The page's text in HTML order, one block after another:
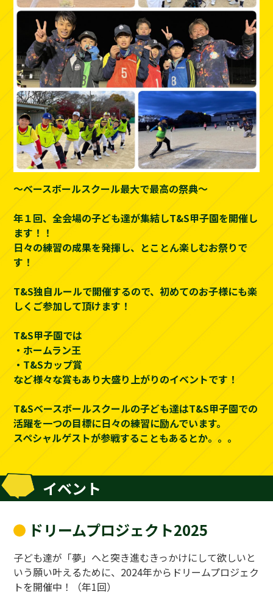
～ベースボールスクール最大で最高の祭典～
年１回、全会場の子ども達が集結しT&S甲子園を開催し
ます！！
日々の練習の成果を発揮し、とことん楽しむお祭りで
す！
T&S独自ルールで開催するので、初めてのお子様にも楽
しくご参加して頂けます！
T&S甲子園では
・ホームラン王
・T&Sカップ賞
など様々な賞もあり大盛り上がりのイベントです！
T&Sベースボールスクールの子ども達はT&S甲子園での
活躍を一つの目標に日々の練習に励んでいます。
スペシャルゲストが参戦することもあるとか。。。
イベント
ドリームプロジェクト2025
子ども達が「夢」へと突き進むきっかけにして欲しいと
いう願い叶えるために、2024年からドリームプロジェク
トを開催中！（年1回）